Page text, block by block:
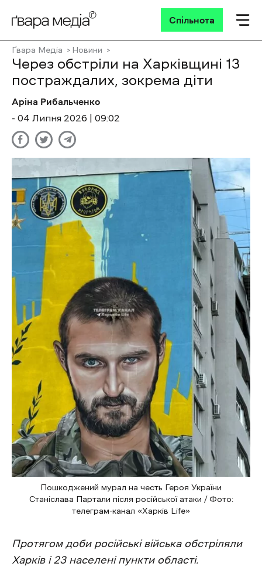
Спільнота
Ґвара Медіа Новини
Через обстріли на Харківщині 13
постраждалих, зокрема діти
Аріна Рибальченко
- 04 Липня 2026 | 09:02
Пошкоджений мурал на честь Героя України
Станіслава Партали після російської атаки / Фото:
телеграм-канал «Харків Life»
Протягом доби російські війська обстріляли
Харків і 23 населені пункти області.